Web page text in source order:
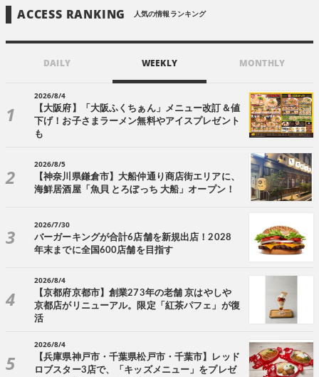
ACCESS RANKING 人気の情報ランキング
DAILY WEEKLY MONTHLY
2026/8/4
【大阪府】「大阪ふくちぁん」メニュー改訂＆値
下げ！お子さまラーメン無料やアイスプレゼント
も
2026/8/5
【神奈川県鎌倉市】大船仲通り商店街エリアに、
海鮮居酒屋「魚貝 とろぼっち 大船」オープン！
2026/7/30
バーガーキングが合計6店舗を新規出店！2028
年末までに全国600店舗を目指す
2026/8/4
【京都府京都市】創業273年の老舗 京はやしや
京都店がリニューアル。限定「紅茶パフェ」が復
活
2026/8/4
【兵庫県神戸市・千葉県松戸市・千葉市】レッド
ロブスター3店で、「キッズメニュー」をプレゼ